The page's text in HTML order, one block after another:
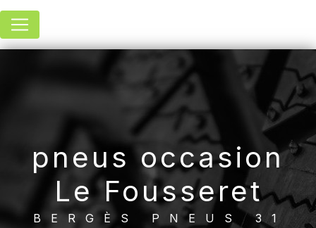
pneus occasion
Le Fousseret
BERGÈS PNEUS 31
Panneau de gestion des cookies